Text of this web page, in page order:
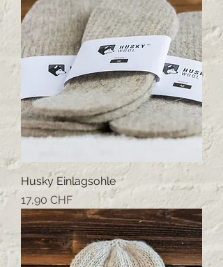
Husky Einlagsohle
Prezzo
17,90 CHF